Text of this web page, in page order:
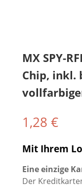
MX SPY-
Chip, inkl.
1,28 €
Mit Ihrem
Eine einzige
Der